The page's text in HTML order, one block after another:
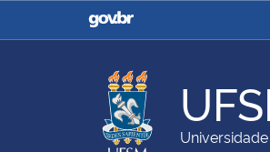
Casa Civil
Ministério da Agricultura,
Pecuária e Abastecimento